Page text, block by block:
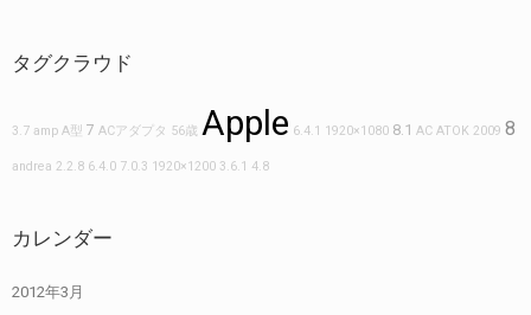
タグクラウド
3.7 amp A型 7 ACアダプタ 56歳 Apple 6.4.1 1920×1080 8.1 AC ATOK 2009 8
andrea 2.2.8 6.4.0 7.0.3 1920×1200 3.6.1 4.8
カレンダー
2012年3月